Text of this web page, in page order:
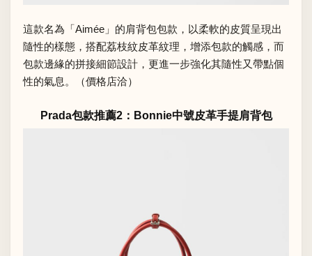
這款名為「Aimée」的肩背包包款，以柔軟的皮質呈現出
隨性的樣態，搭配荔枝紋皮革紋理，增添包款的觸感，而
包款邊緣的拼接細節設計，更進一步強化其隨性又帶點個
性的氣息。（價格店洽）
Prada包款推薦2：Bonnie中號皮革手提肩背包